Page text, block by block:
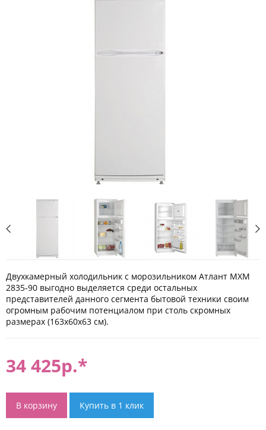
Двухкамерный холодильник с морозильником Атлант МХМ
2835-90 выгодно выделяется среди остальных
представителей данного сегмента бытовой техники своим
огромным рабочим потенциалом при столь скромных
размерах (163x60x63 см).
34 425р.*
В корзину Купить в 1 клик